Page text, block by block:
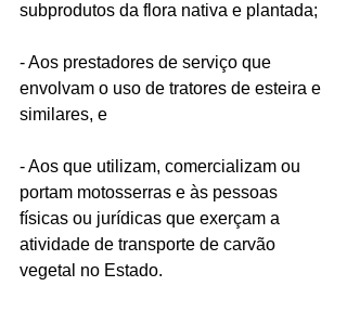
subprodutos da flora nativa e plantada;
- Aos prestadores de serviço que
envolvam o uso de tratores de esteira e
similares, e
- Aos que utilizam, comercializam ou
portam motosserras e às pessoas
físicas ou jurídicas que exerçam a
atividade de transporte de carvão
vegetal no Estado.